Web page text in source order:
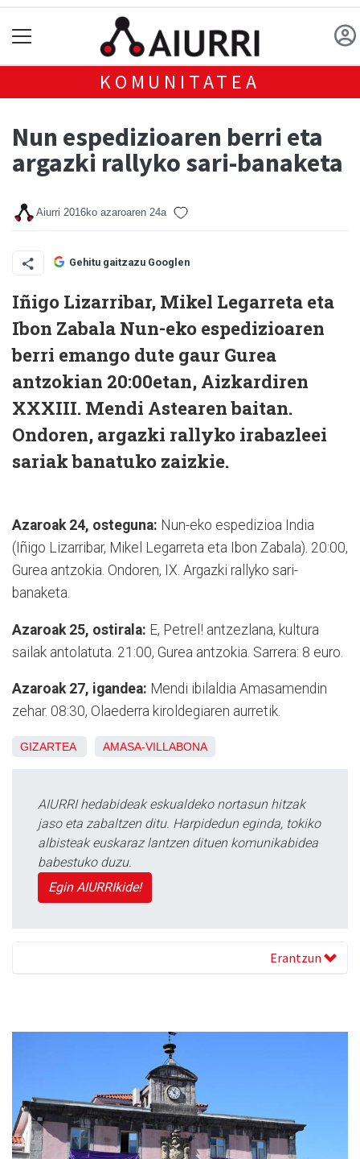
KOMUNITATEA
Nun espedizioaren berri eta
argazki rallyko sari-banaketa
Aiurri 2016ko azaroaren 24a
Gehitu gaitzazu Googlen
Iñigo Lizarribar, Mikel Legarreta eta
Ibon Zabala Nun-eko espedizioaren
berri emango dute gaur Gurea
antzokian 20:00etan, Aizkardiren
XXXIII. Mendi Astearen baitan.
Ondoren, argazki rallyko irabazleei
sariak banatuko zaizkie.
Azaroak 24, osteguna: Nun-eko espedizioa India
(Iñigo Lizarribar, Mikel Legarreta eta Ibon Zabala). 20:00,
Gurea antzokia. Ondoren, IX. Argazki rallyko sari-
banaketa.
Azaroak 25, ostirala: E, Petrel! antzezlana, kultura
sailak antolatuta. 21:00, Gurea antzokia. Sarrera: 8 euro.
Azaroak 27, igandea: Mendi ibilaldia Amasamendin
zehar. 08:30, Olaederra kiroldegiaren aurretik.
GIZARTEA AMASA-VILLABONA
AIURRI hedabideak eskualdeko nortasun hitzak
jaso eta zabaltzen ditu. Harpidedun eginda, tokiko
albisteak euskaraz lantzen dituen komunikabidea
babestuko duzu.
Egin AIURRIkide!
Erantzun